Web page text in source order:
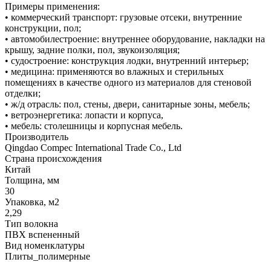
Примеры применения:
• коммерческий транспорт: грузовые отсеки, внутренние
конструкции, пол;
• автомобилестроение: внутреннее оборудование, накладки на
крышу, задние полки, пол, звукоизоляция;
• судостроение: конструкция лодки, внутренний интерьер;
• медицина: применяются во влажных и стерильных
помещениях в качестве одного из материалов для стеновой
отделки;
• ж/д отрасль: пол, стены, двери, санитарные зоны, мебель;
• ветроэнергетика: лопасти и корпуса,
• мебель: столешницы и корпусная мебель.
Производитель
Qingdao Compec International Trade Co., Ltd
Страна происхождения
Китай
Толщина, мм
30
Упаковка, м2
2,29
Тип волокна
ПВХ вспененный
Вид номенклатуры
Плиты_полимерные